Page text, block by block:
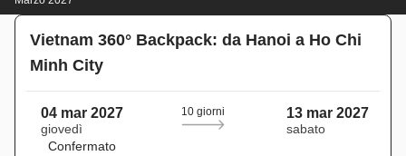
Vietnam 360° Backpack: da Hanoi a Ho Chi
Minh City
04 mar 2027
giovedì
10 giorni 13 mar 2027
sabato
Confermato